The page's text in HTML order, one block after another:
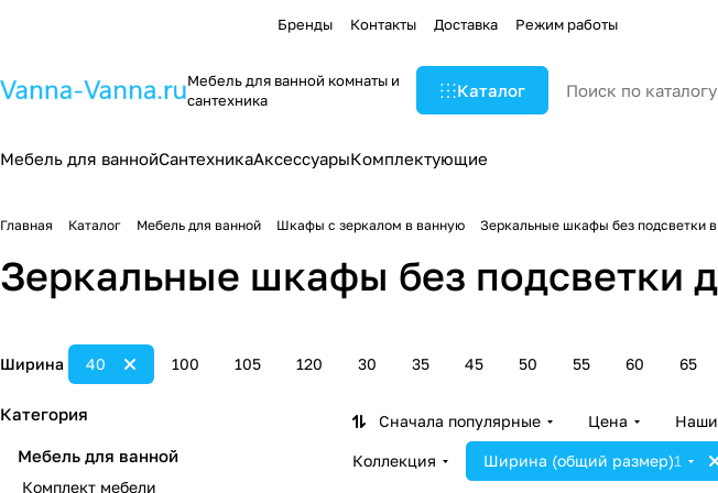
Бренды Контакты Доставка Режим работы
Мебель для ванной комнаты и
сантехника
Каталог
Мебель для ваннойСантехникаАксессуарыКомплектующие
Главная Каталог Мебель для ванной Шкафы с зеркалом в ванную Зеркальные шкафы без подсветки
Зеркальные шкафы без подсветки
Ширина 100 105 120 30 35
40 45 50 55 60 65
Сначала популярные Цена
Коллекция Ширина (общий размер)1
Категория
Мебель для ванной
Комплект мебели